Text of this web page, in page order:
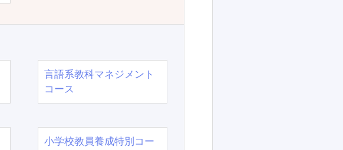
言語系教科マネジメント
コース
小学校教員養成特別コー